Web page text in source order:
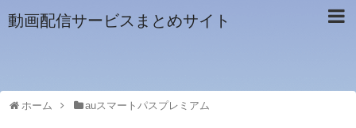
動画配信サービスまとめサイト
ホーム auスマートパスプレミアム